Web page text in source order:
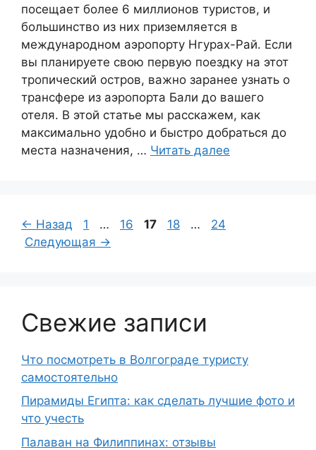
посещает более 6 миллионов туристов, и
большинство из них приземляется в
международном аэропорту Нгурах-Рай. Если
вы планируете свою первую поездку на этот
тропический остров, важно заранее узнать о
трансфере из аэропорта Бали до вашего
отеля. В этой статье мы расскажем, как
максимально удобно и быстро добраться до
места назначения, … Читать далее
← Назад Страница
1 … Страница
16 Страница
17 Страница
18 … Страница
24
Следующая →
Свежие записи
Что посмотреть в Волгограде туристу
самостоятельно
Пирамиды Египта: как сделать лучшие фото и
что учесть
Палаван на Филиппинах: отзывы